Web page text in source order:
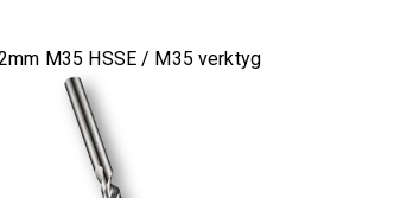
M35 HSSE / M35 verktyg